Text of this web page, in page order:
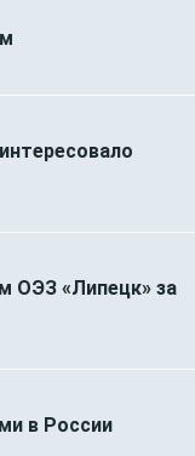
ОЭЗ «Липецк» за
в России